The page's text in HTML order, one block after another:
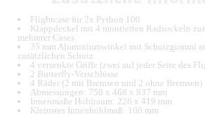
Flightcase für 2x Python 100
Klappdeckel mit 4 montierten Radsockeln
mehrerer Cases
35 mm Aluminiumwinkel mit Schutzgummi
zusätzlichen Schutz
4 versenkte Griffe (zwei auf jeder Seite des
2 Butterfly-Verschlüsse
4 Räder (2 mit Bremsen und 2 ohne Bremsen)
Abmessungen: 750 x 468 x 837 mm
Innenmaße Hohlraum: 226 x 419 mm
Kleinstes Innenhohlmaß: 100 mm